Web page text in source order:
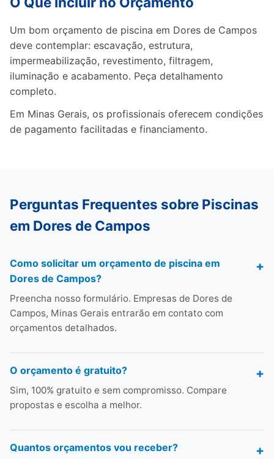
Um bom orçamento de piscina em Dores de Campos
deve contemplar: escavação, estrutura,
impermeabilização, revestimento, filtragem,
iluminação e acabamento. Peça detalhamento
completo.
Em Minas Gerais, os profissionais oferecem condições
de pagamento facilitadas e financiamento.
Perguntas Frequentes sobre Piscinas
em Dores de Campos
Como solicitar um orçamento de piscina em
Dores de Campos?
Preencha nosso formulário. Empresas de Dores de
Campos, Minas Gerais entrarão em contato com
orçamentos detalhados.
O orçamento é gratuito?
Sim, 100% gratuito e sem compromisso. Compare
propostas e escolha a melhor.
Quantos orçamentos vou receber?